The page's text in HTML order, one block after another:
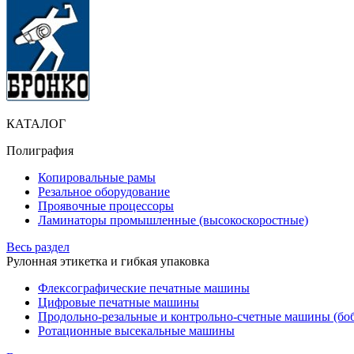
КАТАЛОГ
Полиграфия
Копировальные рамы
Резальное оборудование
Проявочные процессоры
Ламинаторы промышленные (высокоскоростные)
Весь раздел
Рулонная этикетка и гибкая упаковка
Флексографические печатные машины
Цифровые печатные машины
Продольно-резальные и контрольно-счетные машины
Ротационные высекальные машины